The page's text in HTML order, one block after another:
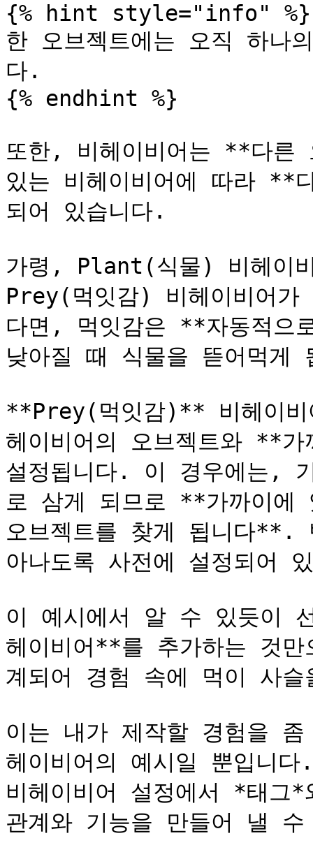
{% hint style="info" %}
한 오브젝트에는 오직 하나
다.
{% endhint %}
또한, 비헤이비어는 **다른
있는 비헤이비어에 따라 **
되어 있습니다.
가령, Plant(식물) 비헤이
Prey(먹잇감) 비헤이비어
다면, 먹잇감은 **자동적으
낮아질 때 식물을 뜯어먹게
**Prey(먹잇감)** 비헤이비
헤이비어의 오브젝트와 **
설정됩니다. 이 경우에는,
로 삼게 되므로 **가까이에
오브젝트를 찾게 됩니다**.
아나도록 사전에 설정되어
이 예시에서 알 수 있듯이
헤이비어**를 추가하는 것
계되어 경험 속에 먹이 사
이는 내가 제작할 경험을
헤이비어의 예시일 뿐입니
비헤이비어 설정에서 *태
관계와 기능을 만들어 낼